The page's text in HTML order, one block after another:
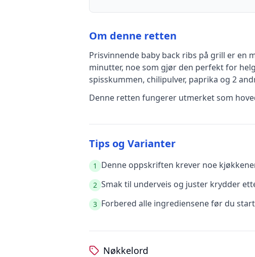
Om denne retten
Prisvinnende baby back ribs på grill er en
minutter, noe som gjør den perfekt for
spisskummen, chilipulver, paprika og 2
Denne retten fungerer utmerket som
Tips og Varianter
1 Denne oppskriften krever noe
2 Smak til underveis og juster krydder
3 Forbered alle ingrediensene før du
Nøkkelord